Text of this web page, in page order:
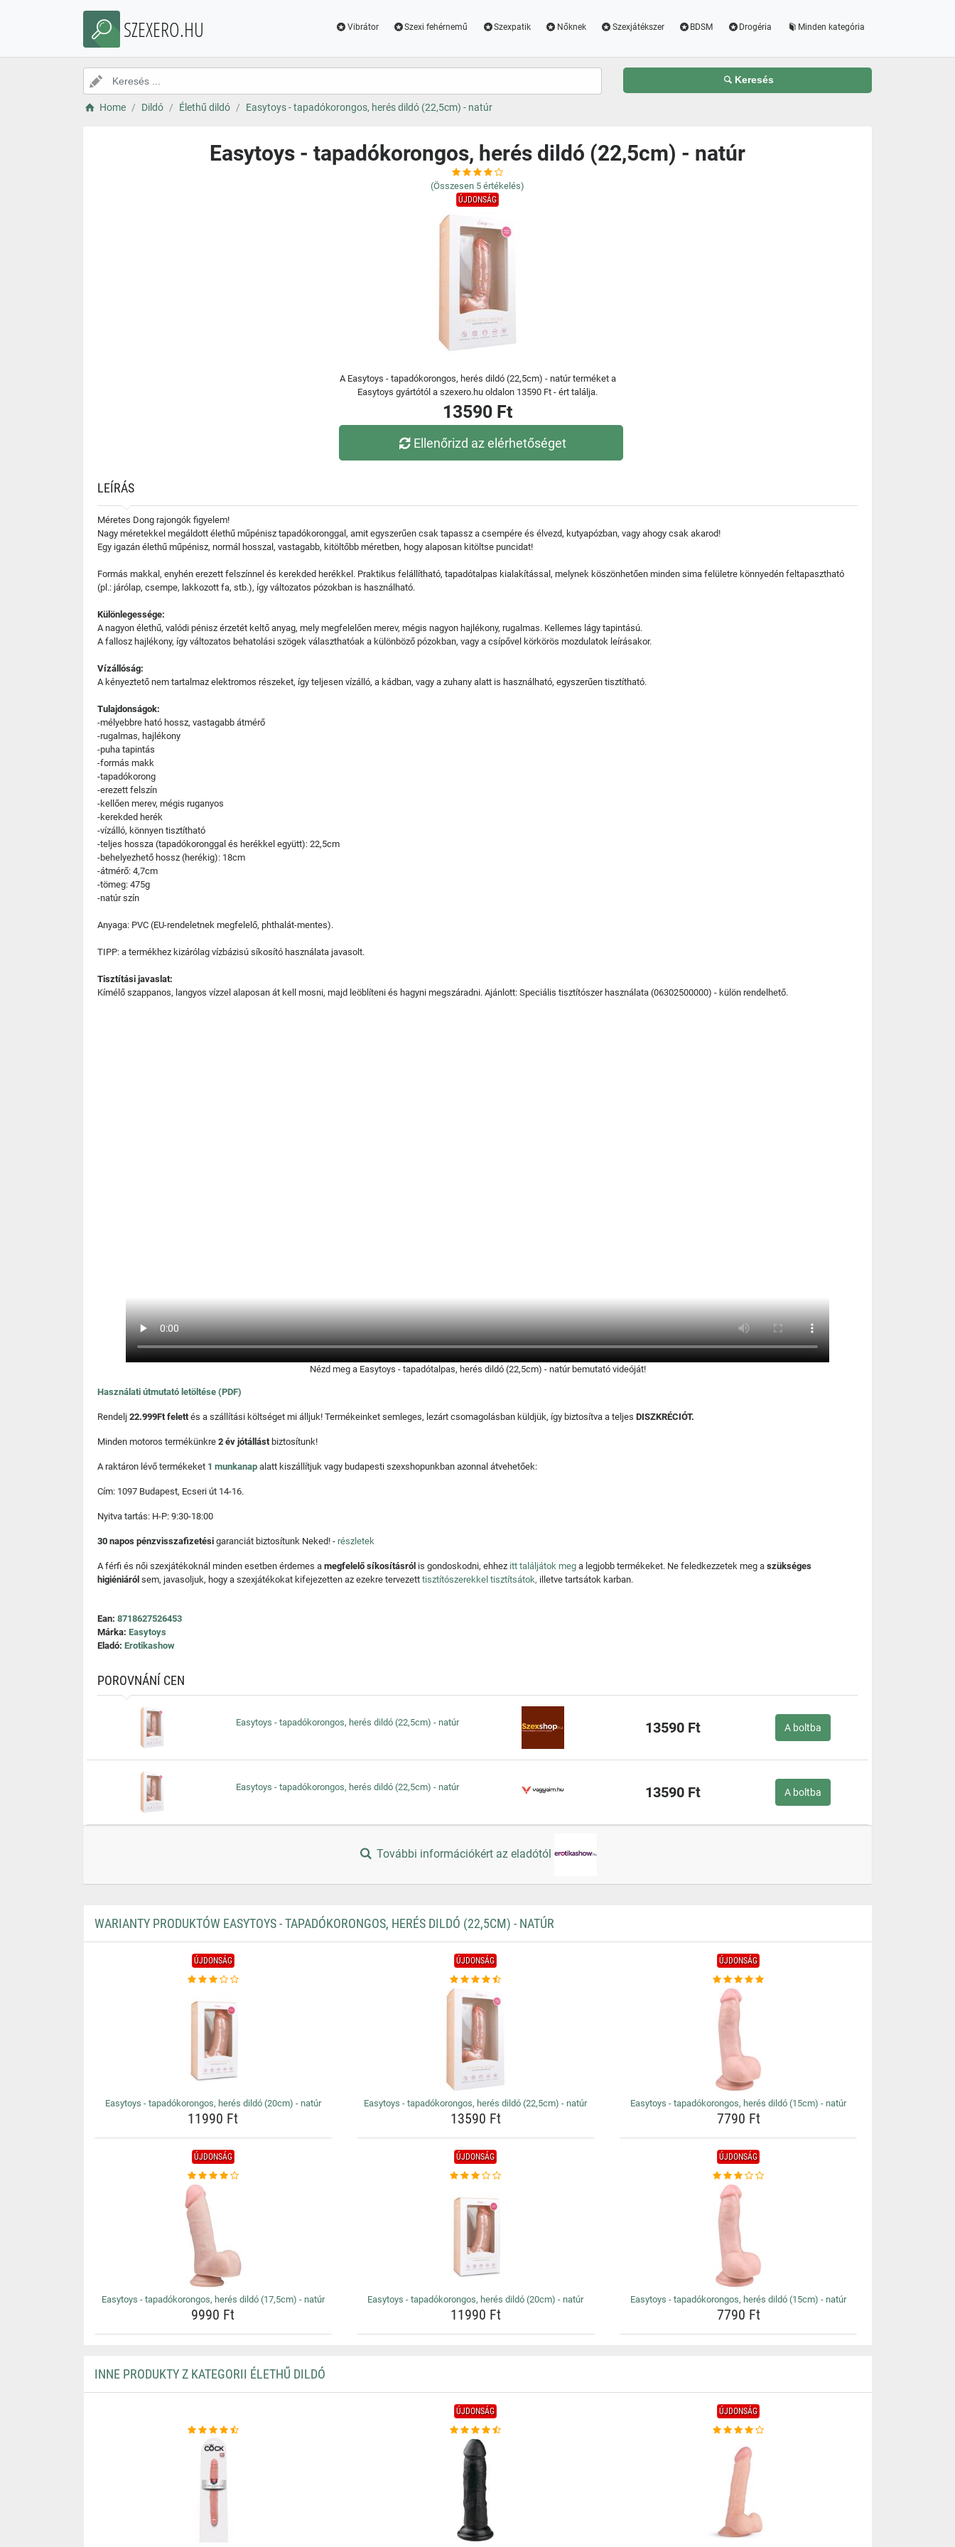
SZEXERO.HU Vibrátor Szexi fehérnemű Szexpatik Nőknek Szexjátékszer BDSM Drogéria Minden kategória
Keresés
Home Dildó Élethű dildó Easytoys - tapadókorongos, herés dildó (22,5cm) - natúr
Easytoys - tapadókorongos, herés dildó (22,5cm) - natúr
(Összesen 5 értékelés)
ÚJDONSÁG
A Easytoys - tapadókorongos, herés dildó (22,5cm) - natúr terméket a
Easytoys gyártótól a szexero.hu oldalon 13590 Ft - ért találja.
13590 Ft
Ellenőrizd az elérhetőséget
LEÍRÁS
Méretes Dong rajongók figyelem!
Nagy méretekkel megáldott élethű műpénisz tapadókoronggal, amit egyszerűen csak tapassz a csempére és élvezd, kutyapózban, vagy ahogy csak akarod!
Egy igazán élethű műpénisz, normál hosszal, vastagabb, kitöltőbb méretben, hogy alaposan kitöltse puncidat!
Formás makkal, enyhén erezett felszínnel és kerekded herékkel. Praktikus felállítható, tapadótalpas kialakítással, melynek köszönhetően minden sima felületre könnyedén feltapasztható
(pl.: járólap, csempe, lakkozott fa, stb.), így változatos pózokban is használható.
Különlegessége:
A nagyon élethű, valódi pénisz érzetét keltő anyag, mely megfelelően merev, mégis nagyon hajlékony, rugalmas. Kellemes lágy tapintású.
A fallosz hajlékony, így változatos behatolási szögek választhatóak a különböző pózokban, vagy a csípővel körkörös mozdulatok leírásakor.
Vízállóság:
A kényeztető nem tartalmaz elektromos részeket, így teljesen vízálló, a kádban, vagy a zuhany alatt is használható, egyszerűen tisztítható.
Tulajdonságok:
-mélyebbre ható hossz, vastagabb átmérő
-rugalmas, hajlékony
-puha tapintás
-formás makk
-tapadókorong
-erezett felszín
-kellően merev, mégis ruganyos
-kerekded herék
-vízálló, könnyen tisztítható
-teljes hossza (tapadókoronggal és herékkel együtt): 22,5cm
-behelyezhető hossz (herékig): 18cm
-átmérő: 4,7cm
-tömeg: 475g
-natúr szín
Anyaga: PVC (EU-rendeletnek megfelelő, phthalát-mentes).
TIPP: a termékhez kizárólag vízbázisú síkosító használata javasolt.
Tisztítási javaslat:
Kímélő szappanos, langyos vízzel alaposan át kell mosni, majd leöblíteni és hagyni megszáradni. Ajánlott: Speciális tisztítószer használata (06302500000) - külön rendelhető.
Nézd meg a Easytoys - tapadótalpas, herés dildó (22,5cm) - natúr bemutató videóját!
Használati útmutató letöltése (PDF)
Rendelj 22.999Ft felettés a szállítási költséget mi álljuk! Termékeinket semleges, lezárt csomagolásban küldjük, így biztosítva a teljes DISZKRÉCIÓT.
Minden motoros termékünkre 2 év jótállást biztosítunk!
A raktáron lévő termékeket 1 munkanap alatt kiszállítjuk vagy budapesti szexshopunkban azonnal átvehetőek:
Cím: 1097 Budapest, Ecseri út 14-16.
Nyitva tartás: H-P: 9:30-18:00
30 napos pénzvisszafizetési garanciát biztosítunk Neked! - részletek
A férfi és női szexjátékoknál minden esetben érdemes a megfelelő síkosításról is gondoskodni, ehhez itt találjátok meg a legjobb termékeket. Ne feledkezzetek meg a szükséges
higiéniáról sem, javasoljuk, hogy a szexjátékokat kifejezetten az ezekre tervezett tisztítószerekkel tisztítsátok, illetve tartsátok karban.
Ean: 8718627526453
Márka: Easytoys
Eladó: Erotikashow
POROVNÁNÍ CEN
Easytoys - tapadókorongos, herés dildó (22,5cm) - natúr 13590 Ft A boltba
Easytoys - tapadókorongos, herés dildó (22,5cm) - natúr 13590 Ft A boltba
További információkért az eladótól
WARIANTY PRODUKTÓW EASYTOYS - TAPADÓKORONGOS, HERÉS DILDÓ (22,5CM) - NATÚR
ÚJDONSÁG
Easytoys - tapadókorongos, herés dildó (20cm) - natúr
11990 Ft
ÚJDONSÁG
Easytoys - tapadókorongos, herés dildó (22,5cm) - natúr
13590 Ft
ÚJDONSÁG
Easytoys - tapadókorongos, herés dildó (15cm) - natúr
7790 Ft
ÚJDONSÁG
Easytoys - tapadókorongos, herés dildó (17,5cm) - natúr
9990 Ft
ÚJDONSÁG
Easytoys - tapadókorongos, herés dildó (20cm) - natúr
11990 Ft
ÚJDONSÁG
Easytoys - tapadókorongos, herés dildó (15cm) - natúr
7790 Ft
INNE PRODUKTY Z KATEGORII ÉLETHŰ DILDÓ
ÚJDONSÁG ÚJDONSÁG